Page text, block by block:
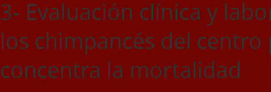
3- Evaluación clínica y
los chimpancés del
concentra la mortalidad